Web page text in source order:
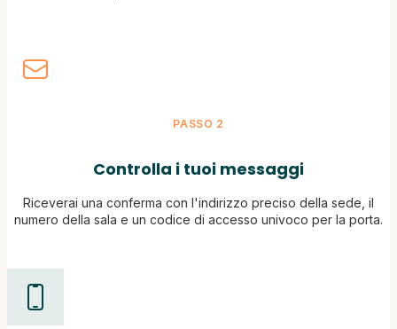
PASSO 2
Controlla i tuoi messaggi
Riceverai una conferma con l'indirizzo preciso della sede, il
numero della sala e un codice di accesso univoco per la porta.